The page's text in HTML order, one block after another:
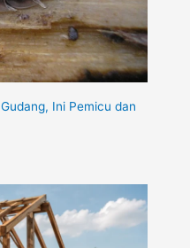
Ini Pemicu dan